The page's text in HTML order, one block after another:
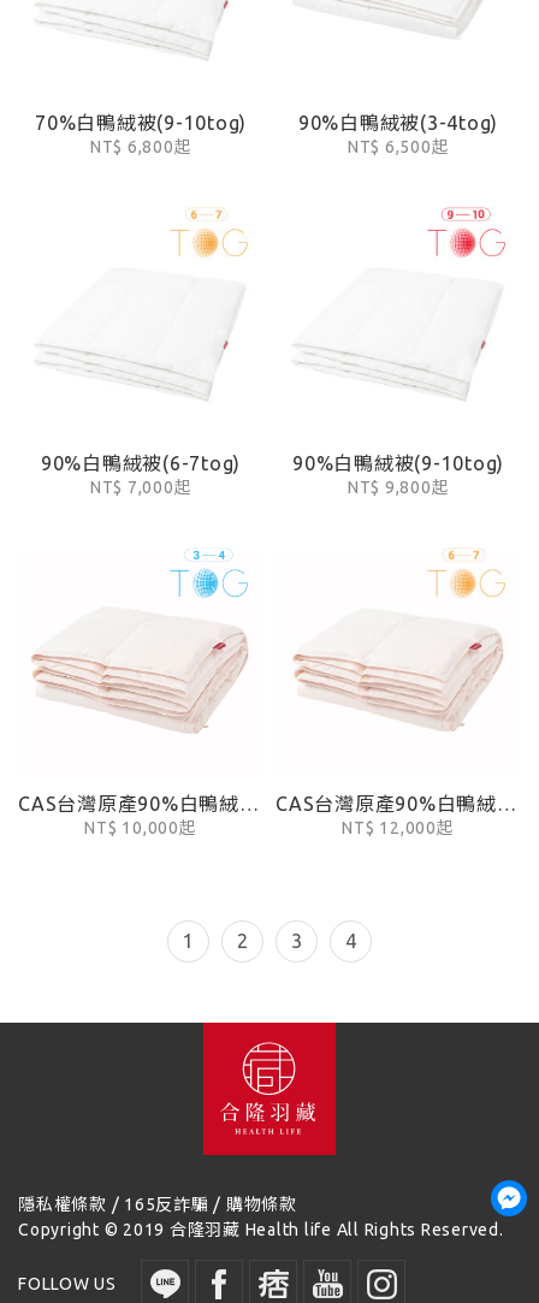
70%白鴨絨被(9-10tog)
NT$ 6,800起
90%白鴨絨被(3-4tog)
NT$ 6,500起
90%白鴨絨被(6-7tog)
NT$ 7,000起
90%白鴨絨被(9-10tog)
NT$ 9,800起
CAS台灣原產90%白鴨絨被(3-4tog)
NT$ 10,000起
CAS台灣原產90%白鴨絨被(6-7tog)
NT$ 12,000起
1 2 3 4
隱私權條款 / 165反詐騙 / 購物條款
Copyright © 2019 合隆羽藏 Health life All Rights Reserved.
FOLLOW US